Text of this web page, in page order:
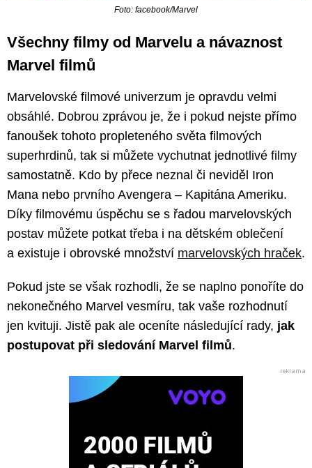
Foto: facebook/Marvel
Všechny filmy od Marvelu a návaznost
Marvel filmů
Marvelovské filmové univerzum je opravdu velmi
obsáhlé. Dobrou zprávou je, že i pokud nejste přímo
fanoušek tohoto propleteného světa filmových
superhrdinů, tak si můžete vychutnat jednotlivé filmy
samostatně. Kdo by přece neznal či neviděl Iron
Mana nebo prvního Avengera – Kapitána Ameriku.
Díky filmovému úspěchu se s řadou marvelovských
postav můžete potkat třeba i na dětském oblečení
a existuje i obrovské množství marvelovských hraček.
Pokud jste se však rozhodli, že se naplno ponoříte do
nekonečného Marvel vesmíru, tak vaše rozhodnutí
jen kvituji. Jistě pak ale oceníte následující rady, jak
postupovat při sledování Marvel filmů.